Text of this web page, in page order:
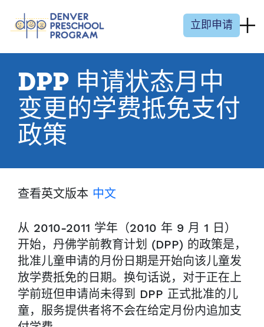
立即申请
DPP 申请状态月中
变更的学费抵免支付
政策
查看英文版本 中文
从 2010-2011 学年（2010 年 9 月 1 日）
开始，丹佛学前教育计划 (DPP) 的政策是，
批准儿童申请的月份日期是开始向该儿童发
放学费抵免的日期。换句话说，对于正在上
学前班但申请尚未得到 DPP 正式批准的儿
童，服务提供者将不会在给定月份内追加支